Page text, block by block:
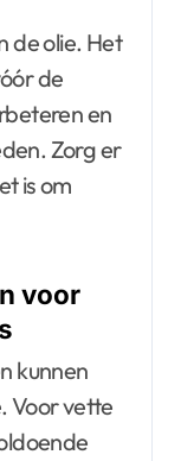
de olie. Het
de
en
Zorg er
is om
voor
kunnen
Voor vette